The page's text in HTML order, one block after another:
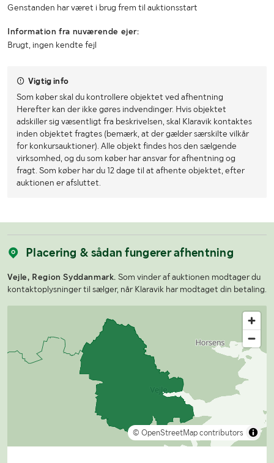
Genstanden har været i brug frem til auktionsstart
Information fra nuværende ejer:
Brugt, ingen kendte fejl
Vigtig info
Som køber skal du kontrollere objektet ved afhentning
Herefter kan der ikke gøres indvendinger. Hvis objektet
adskiller sig væsentligt fra beskrivelsen, skal Klaravik kontaktes
inden objektet fragtes (bemærk, at der gælder særskilte vilkår
for konkursauktioner). Alle objekt findes hos den sælgende
virksomhed, og du som køber har ansvar for afhentning og
fragt. Som køber har du 12 dage til at afhente objektet, efter
auktionen er afsluttet.
Placering & sådan fungerer afhentning
Vejle, Region Syddanmark. Som vinder af auktionen modtager du
kontaktoplysninger til sælger, når Klaravik har modtaget din betaling.
© OpenStreetMap contributors